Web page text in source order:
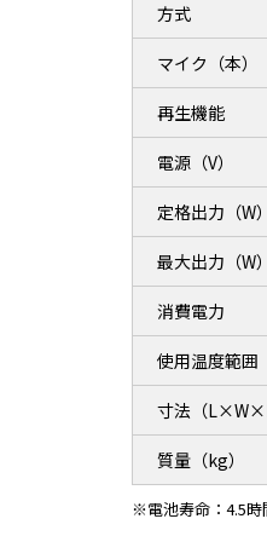
方式
マイク（本）
再生機能
電源（V）
定格出力（W）
最大出力（W）
消費電力
使用温度範囲
寸法（
質量（kg）
※電池寿命：4.5時